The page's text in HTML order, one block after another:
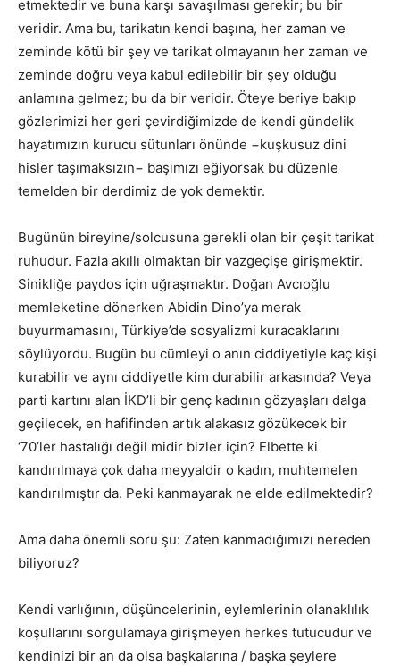
etmektedir ve buna karşı savaşılması gerekir; bu bir
veridir. Ama bu, tarikatın kendi başına, her zaman ve
zeminde kötü bir şey ve tarikat olmayanın her zaman ve
zeminde doğru veya kabul edilebilir bir şey olduğu
anlamına gelmez; bu da bir veridir. Öteye beriye bakıp
gözlerimizi her geri çevirdiğimizde de kendi gündelik
hayatımızın kurucu sütunları önünde −kuşkusuz dini
hisler taşımaksızın− başımızı eğiyorsak bu düzenle
temelden bir derdimiz de yok demektir.
Bugünün bireyine/solcusuna gerekli olan bir çeşit tarikat
ruhudur. Fazla akıllı olmaktan bir vazgeçişe girişmektir.
Sinikliğe paydos için uğraşmaktır. Doğan Avcıoğlu
memleketine dönerken Abidin Dino’ya merak
buyurmamasını, Türkiye’de sosyalizmi kuracaklarını
söylüyordu. Bugün bu cümleyi o anın ciddiyetiyle kaç kişi
kurabilir ve aynı ciddiyetle kim durabilir arkasında? Veya
parti kartını alan İKD’li bir genç kadının gözyaşları dalga
geçilecek, en hafifinden artık alakasız gözükecek bir
‘70’ler hastalığı değil midir bizler için? Elbette ki
kandırılmaya çok daha meyyaldir o kadın, muhtemelen
kandırılmıştır da. Peki kanmayarak ne elde edilmektedir?
Ama daha önemli soru şu: Zaten kanmadığımızı nereden
biliyoruz?
Kendi varlığının, düşüncelerinin, eylemlerinin olanaklılık
koşullarını sorgulamaya girişmeyen herkes tutucudur ve
kendinizi bir an da olsa başkalarına / başka şeylere